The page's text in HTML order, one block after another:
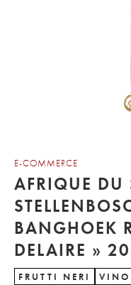
E-COMMERCE
AFRIQUE DU
BANGHOEK
DELAIRE »
FRUTTI NERI VINO